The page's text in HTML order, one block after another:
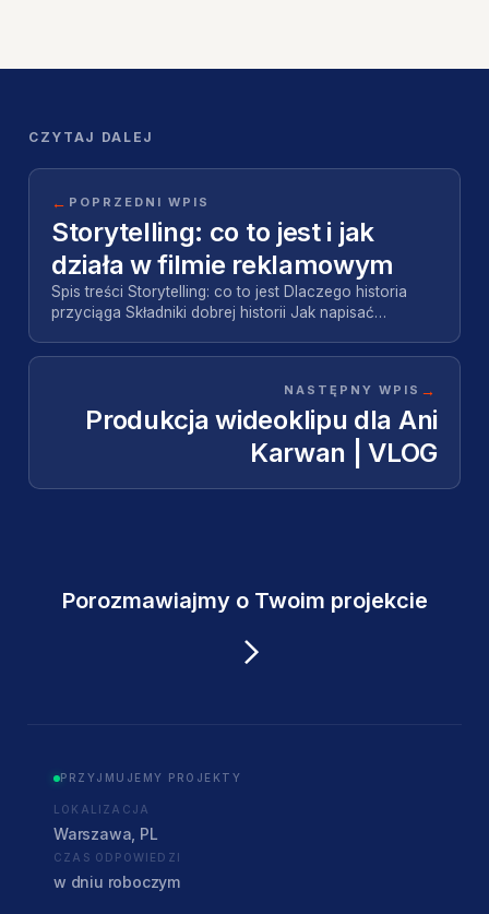
CZYTAJ DALEJ
← POPRZEDNI WPIS
Storytelling: co to jest i jak
działa w filmie reklamowym
Spis treści Storytelling: co to jest Dlaczego historia
przyciąga Składniki dobrej historii Jak napisać
NASTĘPNY WPIS →
Produkcja wideoklipu dla Ani
Karwan | VLOG
Porozmawiajmy o Twoim projekcie
PRZYJMUJEMY PROJEKTY
LOKALIZACJA
Warszawa, PL
CZAS ODPOWIEDZI
w dniu roboczym